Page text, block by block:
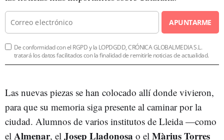
APUNTARME
De conformidad con el RGPD y la LOPDGDD, CRÓNICA GLOBALMEDIA S.L.
tratará los datos facilitados con la finalidad de remitirle noticias de actualidad.
Las nuevas piezas se han colocado allí donde vivieron,
para que su memoria siga presente al caminar por la
ciudad. Alumnos de varios institutos de Lleida —como
el Almenar, el Josep Lladonosa o el Màrius Torres